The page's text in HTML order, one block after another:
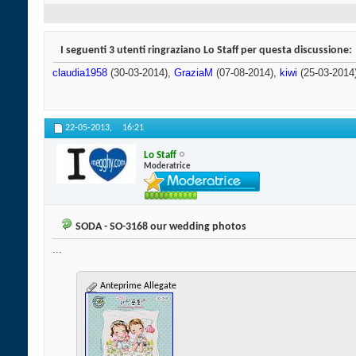
I seguenti 3 utenti ringraziano Lo Staff per questa discussione:
claudia1958 (30-03-2014), GraziaM (07-08-2014), kiwi (25-03-
22-05-2013, 16:21
Lo Staff
Moderatrice
SODA - SO-3168 our wedding photos
...
Anteprime Allegate